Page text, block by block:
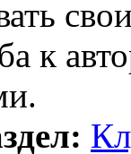
к